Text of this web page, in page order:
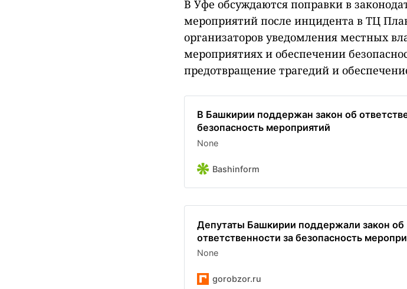
В Уфе обсуждаются поправки в
мероприятий после инцидента в ТЦ
организаторов уведомления местных
мероприятиях и обеспечении
предотвращение трагедий и
В Башкирии поддержан закон об
безопасность мероприятий
None
Bashinform
Депутаты Башкирии поддержали закон об
ответственности за безопасность
None
gorobzor.ru